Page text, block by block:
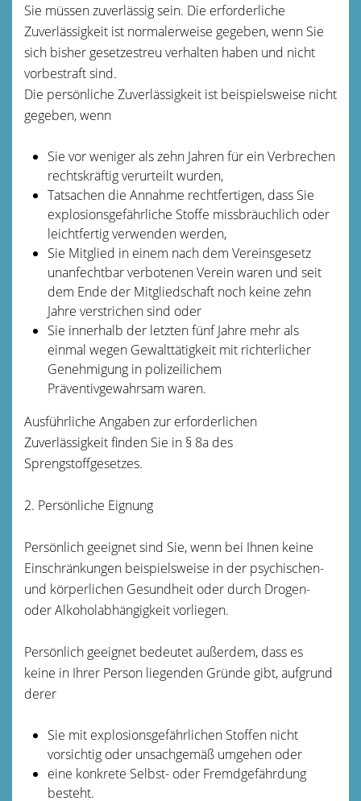
Sie müssen zuverlässig sein. Die erforderliche
Zuverlässigkeit ist normalerweise gegeben, wenn Sie
sich bisher gesetzestreu verhalten haben und nicht
vorbestraft sind.
Die persönliche Zuverlässigkeit ist beispielsweise nicht
gegeben, wenn
Sie vor weniger als zehn Jahren für ein Verbrechen
rechtskräftig verurteilt wurden,
Tatsachen die Annahme rechtfertigen, dass Sie
explosionsgefährliche Stoffe missbräuchlich oder
leichtfertig verwenden werden,
Sie Mitglied in einem nach dem Vereinsgesetz
unanfechtbar verbotenen Verein waren und seit
dem Ende der Mitgliedschaft noch keine zehn
Jahre verstrichen sind oder
Sie innerhalb der letzten fünf Jahre mehr als
einmal wegen Gewalttätigkeit mit richterlicher
Genehmigung in polizeilichem
Präventivgewahrsam waren.
Ausführliche Angaben zur erforderlichen
Zuverlässigkeit finden Sie in § 8a des
Sprengstoffgesetzes.
2. Persönliche Eignung
Persönlich geeignet sind Sie, wenn bei Ihnen keine
Einschränkungen beispielsweise in der psychischen-
und körperlichen Gesundheit oder durch Drogen-
oder Alkoholabhängigkeit vorliegen.
Persönlich geeignet bedeutet außerdem, dass es
keine in Ihrer Person liegenden Gründe gibt, aufgrund
derer
Sie mit explosionsgefährlichen Stoffen nicht
vorsichtig oder unsachgemäß umgehen oder
eine konkrete Selbst- oder Fremdgefährdung
besteht.